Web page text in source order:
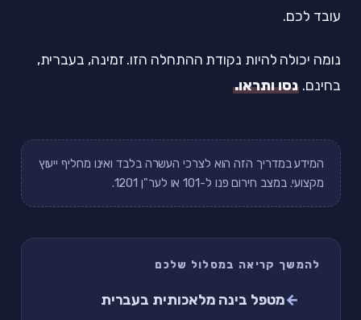
עובד לכם.
נומה יכולה להיות נקודת ההתחלה הזו. זמינה, בעברית,
בחינם. נסו ותראו.
המידע במדריך הזה הוא לצרכי העשרה בלבד ואינו מחליף ייעוץ
מקצועי. במצב חירום פנו ל-101 או לער"ן 1201.
להמשך קריאה במסלול שלכם
מטפל בינה מלאכותית בעברית